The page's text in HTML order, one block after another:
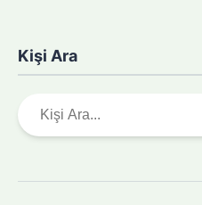
Kişi Ara
r